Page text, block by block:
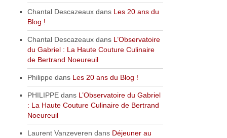
Chantal Descazeaux dans Les 20 ans du
Blog !
Chantal Descazeaux dans L’Observatoire
du Gabriel : La Haute Couture Culinaire
de Bertrand Noeureuil
Philippe dans Les 20 ans du Blog !
PHILIPPE dans L’Observatoire du Gabriel
: La Haute Couture Culinaire de Bertrand
Noeureuil
Laurent Vanzeveren dans Déjeuner au